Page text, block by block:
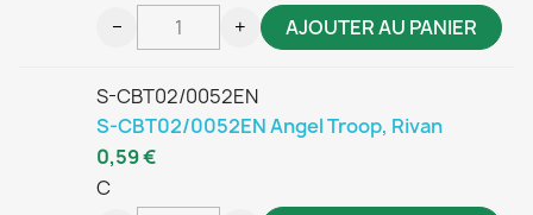
− + AJOUTER AU PANIER
S-CBT02/0052EN
S-CBT02/0052EN Angel Troop, Rivan
C
0,59 €